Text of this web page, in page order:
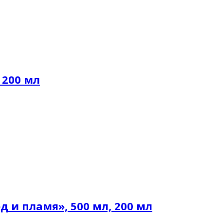
мл
и пламя», 500 мл, 200 мл